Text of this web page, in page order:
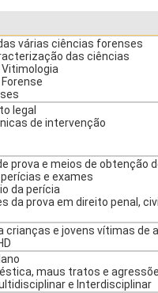
várias ciências forenses
das ciências
Vitimologia
legal
de intervenção
prova e meios de obtenção
e exames
da perícia
da prova em direito penal,
crianças e jovens vítimas de
maus tratos e
e Interdisciplinar